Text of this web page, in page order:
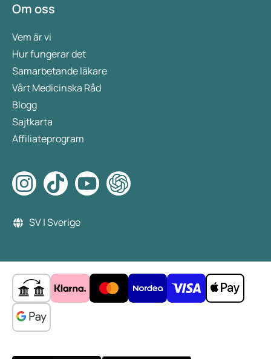
Om oss
Vem är vi
Hur fungerar det
Samarbetande läkare
Vårt Medicinska Råd
Blogg
Sajtkarta
Affiliateprogram
SV | Sverige